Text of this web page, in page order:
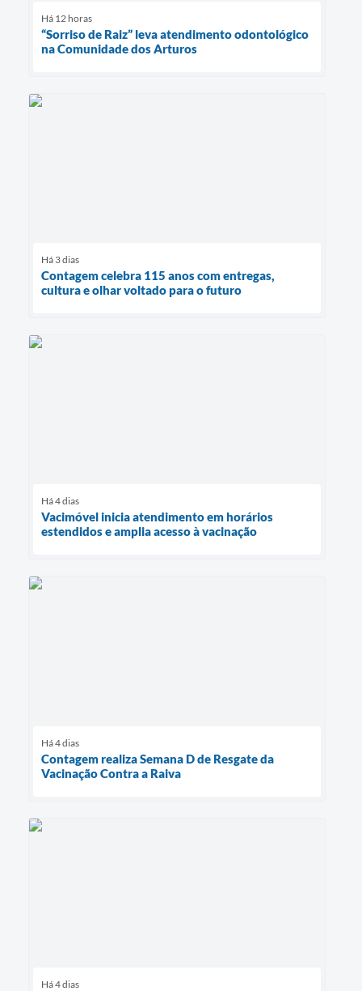
Há 12 horas
“Sorriso de Raiz” leva atendimento odontológico
na Comunidade dos Arturos
Há 3 dias
Contagem celebra 115 anos com entregas,
cultura e olhar voltado para o futuro
Há 4 dias
Vacimóvel inicia atendimento em horários
estendidos e amplia acesso à vacinação
Há 4 dias
Contagem realiza Semana D de Resgate da
Vacinação Contra a Raiva
Há 4 dias